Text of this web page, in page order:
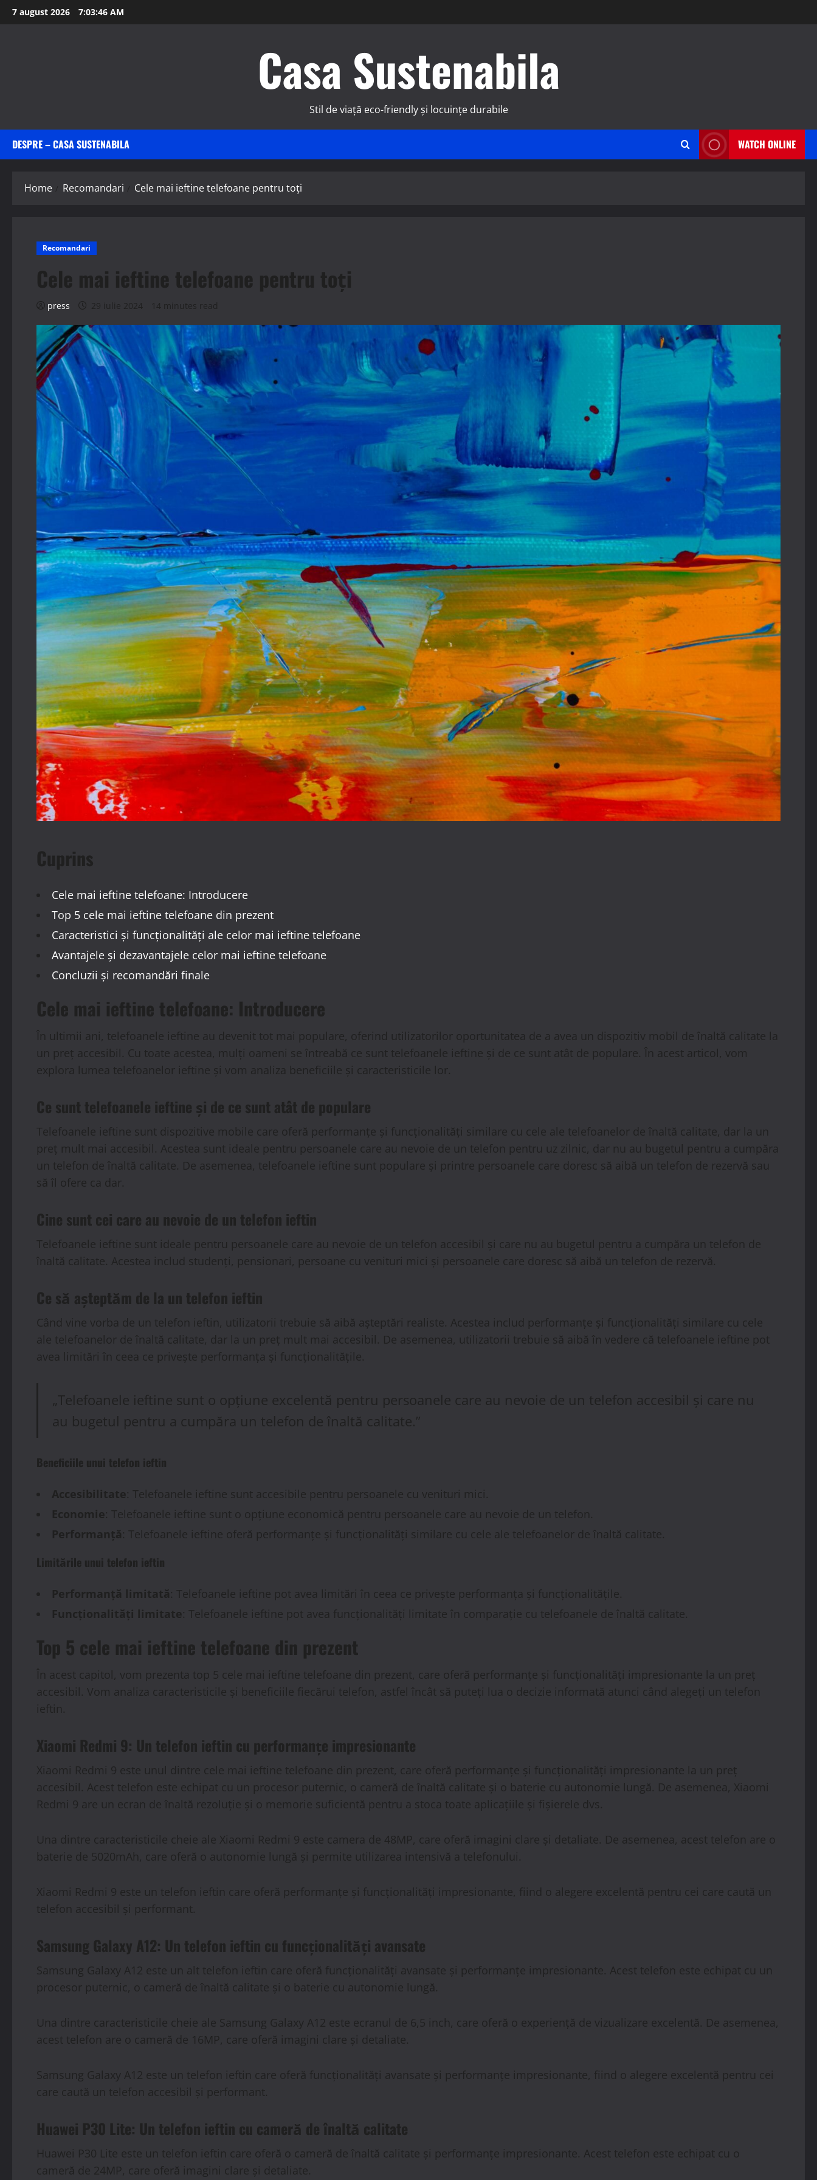
Skip
to
7 august 2026 7:03:47 AM
Casa Sustenabila
Stil de viață eco-friendly și locuințe durabile
DESPRE – CASA SUSTENABILA WATCH ONLINE
Home Recomandari Cele mai ieftine telefoane pentru toți
Recomandari
Cele mai ieftine telefoane pentru toți
press 29 iulie 2024 14 minutes read
Cuprins
Cele mai ieftine telefoane: Introducere
Top 5 cele mai ieftine telefoane din prezent
Caracteristici și funcționalități ale celor mai ieftine telefoane
Avantajele și dezavantajele celor mai ieftine telefoane
Concluzii și recomandări finale
Cele mai ieftine telefoane: Introducere
În ultimii ani, telefoanele ieftine au devenit tot mai populare, oferind utilizatorilor oportunitatea de a avea un dispozitiv mobil de înaltă calitate la
un preț accesibil. Cu toate acestea, mulți oameni se întreabă ce sunt telefoanele ieftine și de ce sunt atât de populare. În acest articol, vom
explora lumea telefoanelor ieftine și vom analiza beneficiile și caracteristicile lor.
Ce sunt telefoanele ieftine și de ce sunt atât de populare
Telefoanele ieftine sunt dispozitive mobile care oferă performanțe și funcționalități similare cu cele ale telefoanelor de înaltă calitate, dar la un
preț mult mai accesibil. Acestea sunt ideale pentru persoanele care au nevoie de un telefon pentru uz zilnic, dar nu au bugetul pentru a cumpăra
un telefon de înaltă calitate. De asemenea, telefoanele ieftine sunt populare și printre persoanele care doresc să aibă un telefon de rezervă sau
să îl ofere ca dar.
Cine sunt cei care au nevoie de un telefon ieftin
Telefoanele ieftine sunt ideale pentru persoanele care au nevoie de un telefon accesibil și care nu au bugetul pentru a cumpăra un telefon de
înaltă calitate. Acestea includ studenți, pensionari, persoane cu venituri mici și persoanele care doresc să aibă un telefon de rezervă.
Ce să așteptăm de la un telefon ieftin
Când vine vorba de un telefon ieftin, utilizatorii trebuie să aibă așteptări realiste. Acestea includ performanțe și funcționalități similare cu cele
ale telefoanelor de înaltă calitate, dar la un preț mult mai accesibil. De asemenea, utilizatorii trebuie să aibă în vedere că telefoanele ieftine pot
avea limitări în ceea ce privește performanța și funcționalitățile.
„Telefoanele ieftine sunt o opțiune excelentă pentru persoanele care au nevoie de un telefon accesibil și care nu
au bugetul pentru a cumpăra un telefon de înaltă calitate.”
Beneficiile unui telefon ieftin
Accesibilitate: Telefoanele ieftine sunt accesibile pentru persoanele cu venituri mici.
Economie: Telefoanele ieftine sunt o opțiune economică pentru persoanele care au nevoie de un telefon.
Performanță: Telefoanele ieftine oferă performanțe și funcționalități similare cu cele ale telefoanelor de înaltă calitate.
Limitările unui telefon ieftin
Performanță limitată: Telefoanele ieftine pot avea limitări în ceea ce privește performanța și funcționalitățile.
Funcționalități limitate: Telefoanele ieftine pot avea funcționalități limitate în comparație cu telefoanele de înaltă calitate.
Top 5 cele mai ieftine telefoane din prezent
În acest capitol, vom prezenta top 5 cele mai ieftine telefoane din prezent, care oferă performanțe și funcționalități impresionante la un preț
accesibil. Vom analiza caracteristicile și beneficiile fiecărui telefon, astfel încât să puteți lua o decizie informată atunci când alegeți un telefon
ieftin.
Xiaomi Redmi 9: Un telefon ieftin cu performanțe impresionante
Xiaomi Redmi 9 este unul dintre cele mai ieftine telefoane din prezent, care oferă performanțe și funcționalități impresionante la un preț
accesibil. Acest telefon este echipat cu un procesor puternic, o cameră de înaltă calitate și o baterie cu autonomie lungă. De asemenea, Xiaomi
Redmi 9 are un ecran de înaltă rezoluție și o memorie suficientă pentru a stoca toate aplicațiile și fișierele dvs.
Una dintre caracteristicile cheie ale Xiaomi Redmi 9 este camera de 48MP, care oferă imagini clare și detaliate. De asemenea, acest telefon are o
baterie de 5020mAh, care oferă o autonomie lungă și permite utilizarea intensivă a telefonului.
Xiaomi Redmi 9 este un telefon ieftin care oferă performanțe și funcționalități impresionante, fiind o alegere excelentă pentru cei care caută un
telefon accesibil și performant.
Samsung Galaxy A12: Un telefon ieftin cu funcționalități avansate
Samsung Galaxy A12 este un alt telefon ieftin care oferă funcționalități avansate și performanțe impresionante. Acest telefon este echipat cu un
procesor puternic, o cameră de înaltă calitate și o baterie cu autonomie lungă.
Una dintre caracteristicile cheie ale Samsung Galaxy A12 este ecranul de 6,5 inch, care oferă o experiență de vizualizare excelentă. De asemenea,
acest telefon are o cameră de 16MP, care oferă imagini clare și detaliate.
Samsung Galaxy A12 este un telefon ieftin care oferă funcționalități avansate și performanțe impresionante, fiind o alegere excelentă pentru cei
care caută un telefon accesibil și performant.
Huawei P30 Lite: Un telefon ieftin cu cameră de înaltă calitate
Huawei P30 Lite este un telefon ieftin care oferă o cameră de înaltă calitate și performanțe impresionante. Acest telefon este echipat cu o
cameră de 24MP, care oferă imagini clare și detaliate.